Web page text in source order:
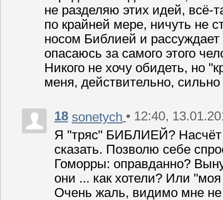
не разделяю этих идей, всё-
по крайней мере, ничуть не
носом Библией и рассуждает
опасаюсь за самого этого
Никого не хочу обидеть, но
меня, действительно, сильно
18 sonetych • 12:40,
Я "тряс" БИБЛИЕЙ? Насчёт
сказать. Позволю себе
Гоморры: оправданно?
они ... как хотели? Или
Очень жаль, видимо мне не